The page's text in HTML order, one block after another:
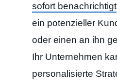
sofort benachrichtigt
ein potenzieller
oder einen an ihn
Ihr Unternehmen
personalisierte